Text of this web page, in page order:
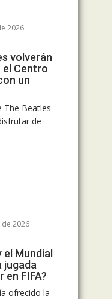
2026
volverán
el Centro
un
The Beatles
de
2026
el Mundial
jugada
en FIFA?
ofrecido la